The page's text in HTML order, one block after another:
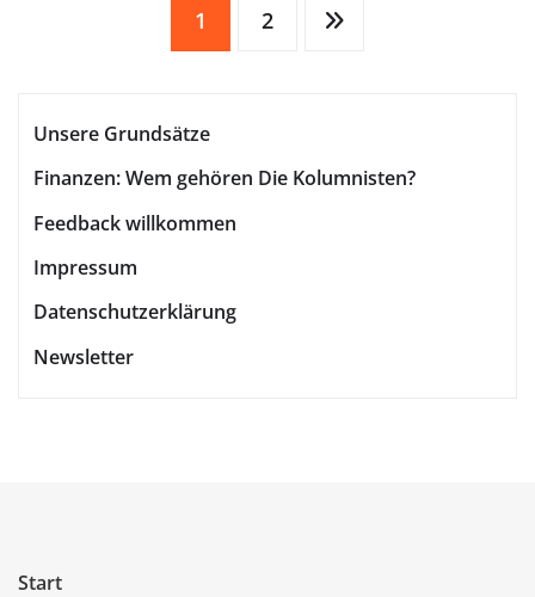
Seitennummerierung
Beiträge
1 2
Unsere Grundsätze
Finanzen: Wem gehören Die Kolumnisten?
Feedback willkommen
Impressum
Datenschutzerklärung
Newsletter
Start